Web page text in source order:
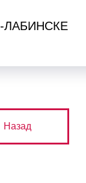
ЛАБИНСКЕ
Назад